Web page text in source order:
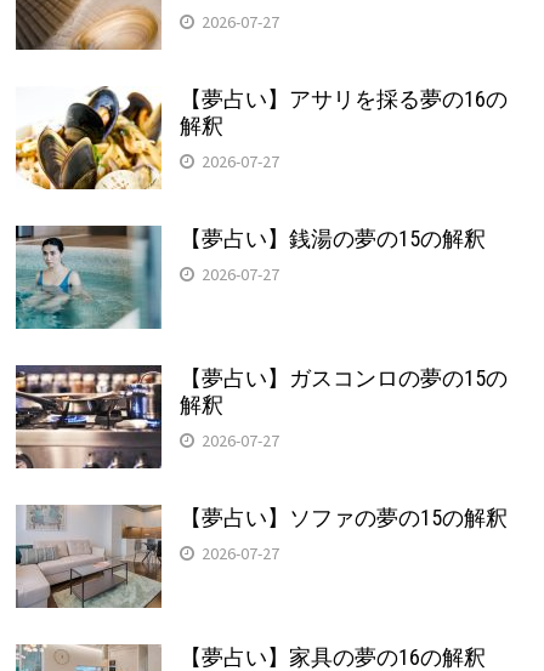
2026-07-27
【夢占い】アサリを採る夢の16の
解釈
2026-07-27
【夢占い】銭湯の夢の15の解釈
2026-07-27
【夢占い】ガスコンロの夢の15の
解釈
2026-07-27
【夢占い】ソファの夢の15の解釈
2026-07-27
【夢占い】家具の夢の16の解釈